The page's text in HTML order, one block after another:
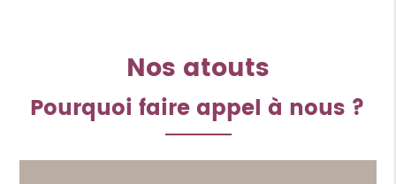
Nos atouts
Pourquoi faire appel à nous ?